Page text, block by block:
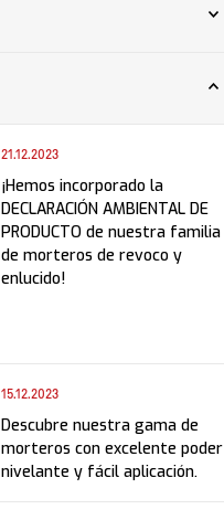
21.12.2023
¡Hemos incorporado la
DECLARACIÓN AMBIENTAL DE
PRODUCTO de nuestra familia
de morteros de revoco y
enlucido!
15.12.2023
Descubre nuestra gama de
morteros con excelente poder
nivelante y fácil aplicación.